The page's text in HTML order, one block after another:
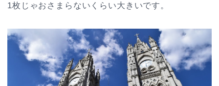
1枚じゃおさまらないくらい大きいです。